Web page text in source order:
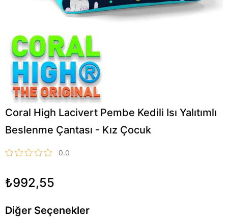
Coral High Lacivert Pembe Kedili Isı Yalıtımlı
Beslenme Çantası - Kız Çocuk
0.0
₺992,55
Diğer Seçenekler